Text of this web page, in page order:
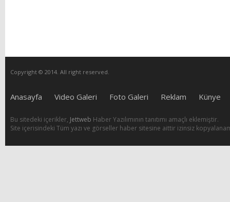
Copyright © 2014. All right reserved.
Anasayfa Video Galeri Foto Galeri Reklam Künye
Bu sitedeki içerikler, Jettweb Haber Yazılımının tanıtımı amaçlı eklemiştir.
Site içerisindeki Tüm yazı ve görseller haber sitesine aittir izinsiz